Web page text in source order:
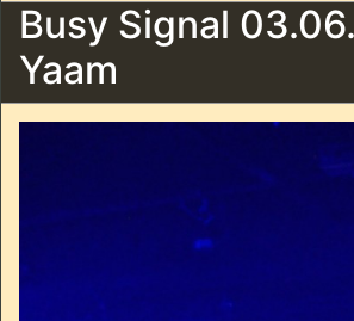
Busy Signal
Yaam